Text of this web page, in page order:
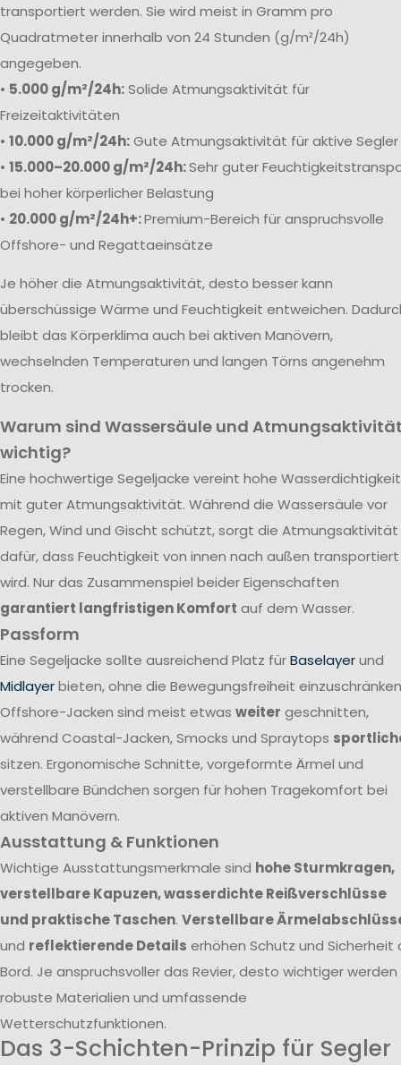
transportiert werden. Sie wird meist in Gramm pro
Quadratmeter innerhalb von 24 Stunden (g/m²/24h)
angegeben.
• 5.000 g/m²/24h:Solide Atmungsaktivität für
Freizeitaktivitäten
• 10.000 g/m²/24h:Gute Atmungsaktivität für aktive Segler
• 15.000–20.000 g/m²/24h:Sehr guter
bei hoher körperlicher Belastung
• 20.000 g/m²/24h+:Premium-Bereich für anspruchsvolle
Offshore- und Regattaeinsätze
Je höher die Atmungsaktivität, desto besser kann
überschüssige Wärme und Feuchtigkeit entweichen.
bleibt das Körperklima auch bei aktiven Manövern,
wechselnden Temperaturen und langen Törns angenehm
trocken.
Warum sind Wassersäule und
wichtig?
Eine hochwertige Segeljacke vereint hohe Wasserdichtigkeit
mit guter Atmungsaktivität. Während die Wassersäule vor
Regen, Wind und Gischt schützt, sorgt die Atmungsaktivität
dafür, dass Feuchtigkeit von innen nach außen transportiert
wird. Nur das Zusammenspiel beider Eigenschaften
garantiert langfristigen Komfort auf dem Wasser.
Passform
Eine Segeljacke sollte ausreichend Platz fürBaselayerund
Midlayerbieten, ohne die Bewegungsfreiheit
Offshore-Jacken sind meist etwas weiter geschnitten,
während Coastal-Jacken, Smocks und Spraytops
sitzen. Ergonomische Schnitte, vorgeformte Ärmel und
verstellbare Bündchen sorgen für hohen Tragekomfort bei
aktiven Manövern.
Ausstattung & Funktionen
Wichtige Ausstattungsmerkmale sind hohe Sturmkragen,
verstellbare Kapuzen, wasserdichte Reißverschlüsse
und praktische Taschen. Verstellbare
und reflektierende Details erhöhen Schutz und Sicherheit
Bord. Je anspruchsvoller das Revier, desto wichtiger werden
robuste Materialien und umfassende
Wetterschutzfunktionen.
Das 3-Schichten-Prinzip für Segler